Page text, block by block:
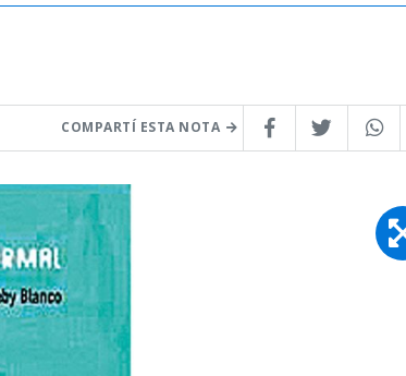
COMPARTÍ ESTA NOTA